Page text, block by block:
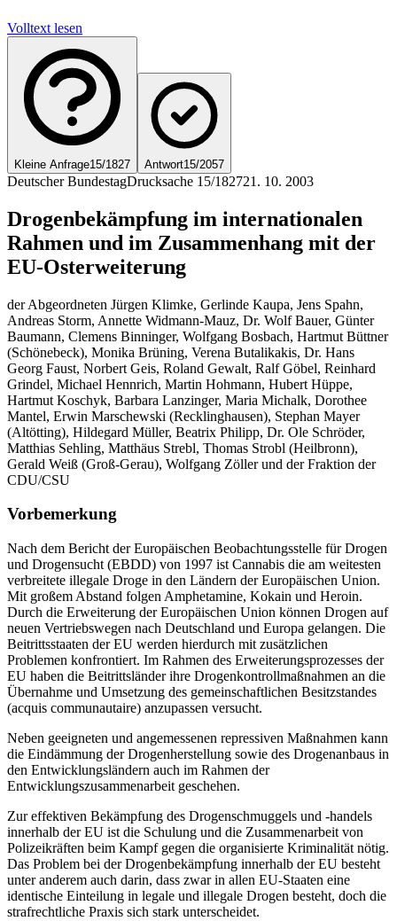
Volltext lesen
Kleine Anfrage15/1827 Antwort15/2057
Deutscher BundestagDrucksache 15/182721. 10. 2003
Drogenbekämpfung im internationalen
Rahmen und im Zusammenhang mit der
EU-Osterweiterung
der Abgeordneten Jürgen Klimke, Gerlinde Kaupa, Jens Spahn,
Andreas Storm, Annette Widmann-Mauz, Dr. Wolf Bauer, Günter
Baumann, Clemens Binninger, Wolfgang Bosbach, Hartmut Büttner
(Schönebeck), Monika Brüning, Verena Butalikakis, Dr. Hans
Georg Faust, Norbert Geis, Roland Gewalt, Ralf Göbel, Reinhard
Grindel, Michael Hennrich, Martin Hohmann, Hubert Hüppe,
Hartmut Koschyk, Barbara Lanzinger, Maria Michalk, Dorothee
Mantel, Erwin Marschewski (Recklinghausen), Stephan Mayer
(Altötting), Hildegard Müller, Beatrix Philipp, Dr. Ole Schröder,
Matthias Sehling, Matthäus Strebl, Thomas Strobl (Heilbronn),
Gerald Weiß (Groß-Gerau), Wolfgang Zöller und der Fraktion der
CDU/CSU
Vorbemerkung
Nach dem Bericht der Europäischen Beobachtungsstelle für Drogen
und Drogensucht (EBDD) von 1997 ist Cannabis die am weitesten
verbreitete illegale Droge in den Ländern der Europäischen Union.
Mit großem Abstand folgen Amphetamine, Kokain und Heroin.
Durch die Erweiterung der Europäischen Union können Drogen auf
neuen Vertriebswegen nach Deutschland und Europa gelangen. Die
Beitrittsstaaten der EU werden hierdurch mit zusätzlichen
Problemen konfrontiert. Im Rahmen des Erweiterungsprozesses der
EU haben die Beitrittsländer ihre Drogenkontrollmaßnahmen an die
Übernahme und Umsetzung des gemeinschaftlichen Besitzstandes
(acquis communautaire) anzupassen versucht.
Neben geeigneten und angemessenen repressiven Maßnahmen kann
die Eindämmung der Drogenherstellung sowie des Drogenanbaus in
den Entwicklungsländern auch im Rahmen der
Entwicklungszusammenarbeit geschehen.
Zur effektiven Bekämpfung des Drogenschmuggels und -handels
innerhalb der EU ist die Schulung und die Zusammenarbeit von
Polizeikräften beim Kampf gegen die organisierte Kriminalität nötig.
Das Problem bei der Drogenbekämpfung innerhalb der EU besteht
unter anderem auch darin, dass zwar in allen EU-Staaten eine
identische Einteilung in legale und illegale Drogen besteht, doch die
strafrechtliche Praxis sich stark unterscheidet.